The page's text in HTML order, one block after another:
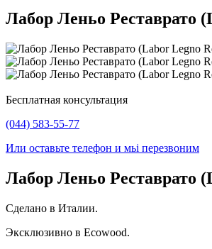
Лабор Леньо Реставрато
Бесплатная консультация
(044) 583-55-77
Или оставьте телефон и мьі перезвоним
Лабор Леньо Реставрато
Сделано в Италии.
Эксклюзивно в Ecowood.